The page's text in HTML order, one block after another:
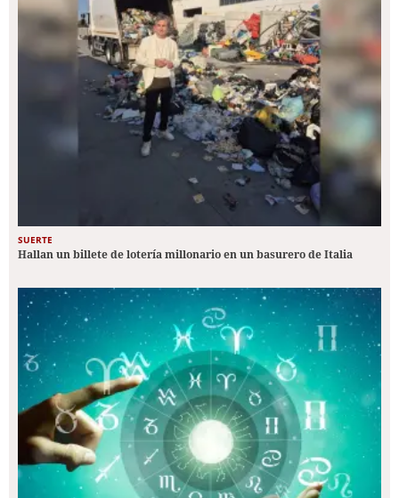
SUERTE
Hallan un billete de lotería millonario en un basurero de Italia